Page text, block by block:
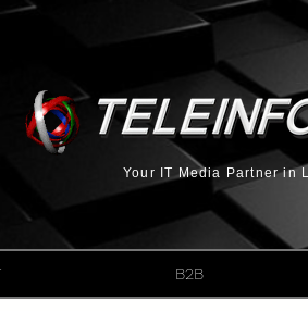
Your IT Media Partner in
B2B